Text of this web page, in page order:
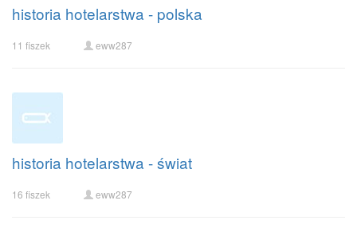
historia hotelarstwa - polska
11 fiszek eww287
historia hotelarstwa - świat
16 fiszek eww287